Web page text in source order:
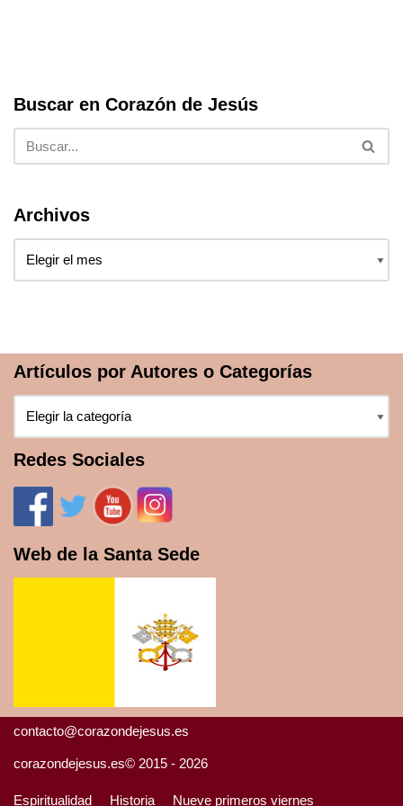
Buscar en Corazón de Jesús
Archivos
Artículos por Autores o Categorías
Redes Sociales
Web de la Santa Sede
contacto@corazondejesus.es
corazondejesus.es© 2015 - 2026
Espiritualidad Historia Nueve primeros viernes